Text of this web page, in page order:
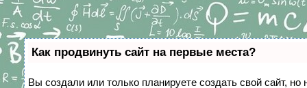
Как продвинуть сайт на первые места?
Вы создали или только планируете создать свой сайт,